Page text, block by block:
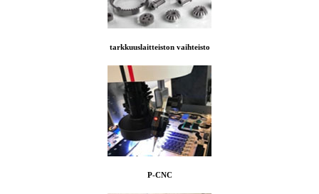
tarkkuuslaitteiston vaihteisto
P-CNC